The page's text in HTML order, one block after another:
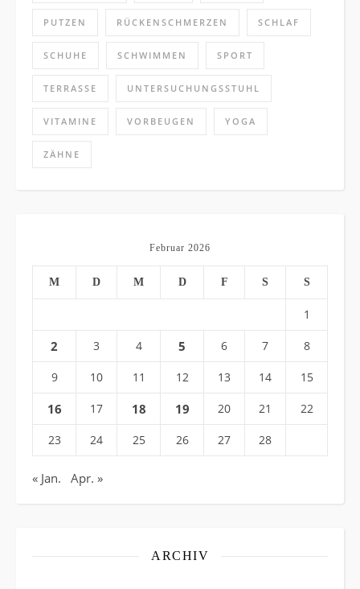
PUTZEN RÜCKENSCHMERZEN SCHLAF
SCHUHE SCHWIMMEN SPORT
TERRASSE UNTERSUCHUNGSSTUHL
VITAMINE VORBEUGEN YOGA
ZÄHNE
Februar 2026
M D M D F S S
1
2 3 4 5 6 7 8
9 10 11 12 13 14 15
16 17 18 19 20 21 22
23 24 25 26 27 28
« Jan. Apr. »
ARCHIV